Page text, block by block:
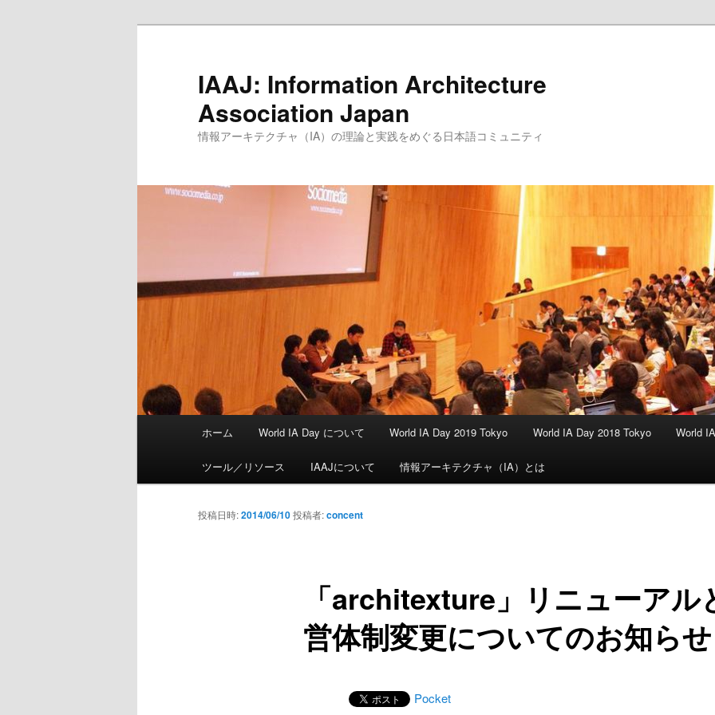
IAAJ: Information Architecture
Association Japan
情報アーキテクチャ（IA）の理論と実践をめぐる日本語コミュニティ
メインコンテンツへ移動
サブコンテンツへ移動
ホーム World IA Day について World IA Day 2019 Tokyo World IA Day 2018 Tokyo World
ツール／リソース IAAJについて 情報アーキテクチャ（IA）とは
「architexture」リニューアル
営体制変更についてのお知らせ
投稿日時:2014/06/10投稿者:concent
Pocket